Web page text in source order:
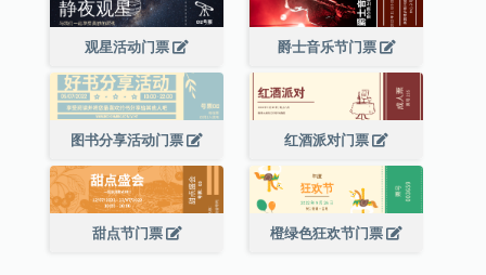
观星活动门票 爵士音乐节门票
图书分享活动门票 红酒派对门票
甜点节门票 橙绿色狂欢节门票